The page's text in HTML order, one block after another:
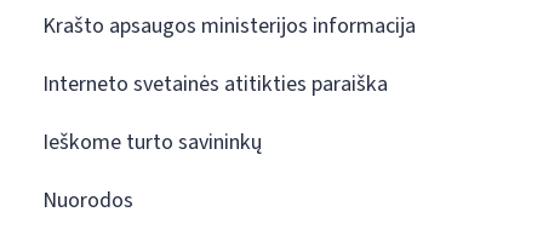
Krašto apsaugos ministerijos informacija
Interneto svetainės atitikties paraiška
Ieškome turto savininkų
Nuorodos